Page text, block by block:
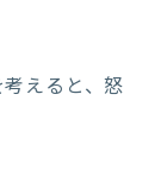
えると、怒